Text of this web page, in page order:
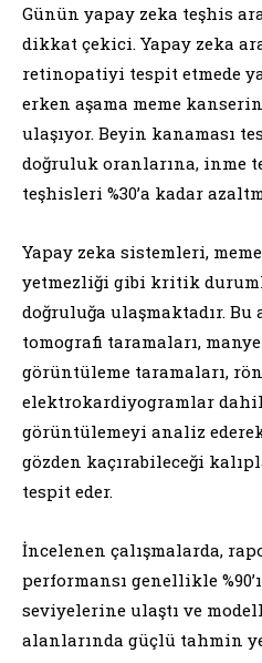
Günün yapay zeka teşhis
dikkat çekici. Yapay zeka
retinopatiyi tespit etmede
erken aşama meme
ulaşıyor. Beyin kanaması
doğruluk oranlarına, inme
teşhisleri %30’a kadar
Yapay zeka sistemleri,
yetmezliği gibi kritik
doğruluğa ulaşmaktadır.
tomografi taramaları,
görüntüleme taramaları,
elektrokardiyogramlar dahil
görüntülemeyi analiz
gözden kaçırabileceği
tespit eder.
İncelenen çalışmalarda,
performansı genellikle
seviyelerine ulaştı ve
alanlarında güçlü tahmin